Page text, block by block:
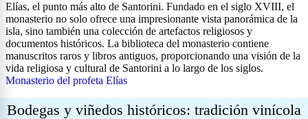
Elías, el punto más alto de Santorini. Fundado en el siglo XVIII, el
monasterio no solo ofrece una impresionante vista panorámica de la
isla, sino también una colección de artefactos religiosos y
documentos históricos. La biblioteca del monasterio contiene
manuscritos raros y libros antiguos, proporcionando una visión de la
vida religiosa y cultural de Santorini a lo largo de los siglos.
Monasterio del profeta Elías
Bodegas y viñedos históricos: tradición vinícola